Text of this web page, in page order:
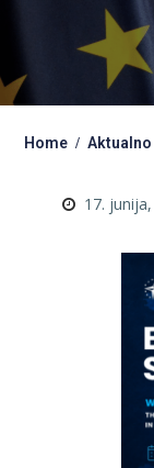
Home Aktualno
17.